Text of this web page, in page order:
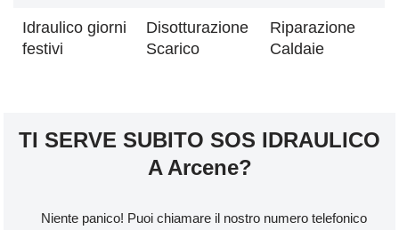
Idraulico giorni
festivi
Disotturazione
Scarico
Riparazione
Caldaie
TI SERVE SUBITO SOS IDRAULICO
A Arcene?
Niente panico! Puoi chiamare il nostro numero telefonico